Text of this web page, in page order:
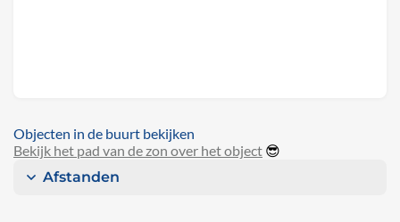
Objecten in de buurt bekijken
Bekijk het pad van de zon over het object 😎
Afstanden